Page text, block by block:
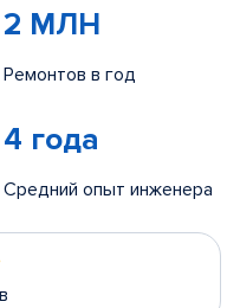
2 МЛН
Ремонтов в год
4 года
Средний опыт инженера